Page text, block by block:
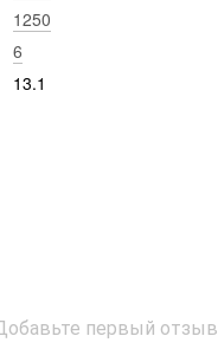
1250
6
13.1
первый отзыв